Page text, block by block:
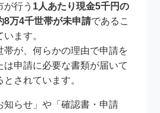
が行う 1人あたり現金5千円の
8万4千世帯が未申請であるこ
ます。
帯が、何らかの理由で申請を
は申請に必要な書類が届いて
されています。
知らせ」や「確認書・申請